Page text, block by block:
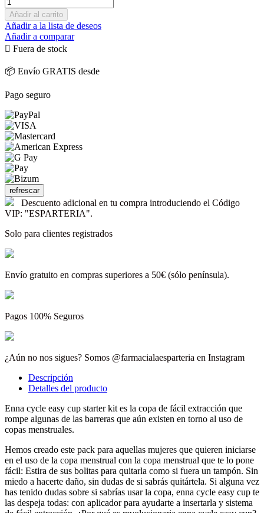
Añadir al carrito
Añadir a la lista de deseos
Añadir a comparar
 Fuera de stock
📦 Envío GRATIS desde
Pago seguro
Descuento adicional en tu compra introduciendo el Código
VIP: "ESPARTERIA".
Solo para clientes registrados
Envío gratuito en compras superiores a 50€ (sólo península).
Pagos 100% Seguros
¿Aún no nos sigues? Somos @farmacialaesparteria en Instagram
Descripción
Detalles del producto
Enna cycle easy cup starter kit es la copa de fácil extracción que
rompe algunas de las barreras que aún existen en torno al uso de
copas menstruales.
Hemos creado este pack para aquellas mujeres que quieren iniciarse
en el uso de la copa menstrual con la copa menstrual que te lo pone
fácil: Estira de sus bolitas para quitarla como si fuera un tampón. Sin
miedo a hacerte daño, sin dudas de si sabrás quitártela. Si alguna vez
has tenido dudas sobre si sabrías usar la copa, enna cycle easy cup te
las despeja todas: con aplicador para ayudarte a insertarla y sistema